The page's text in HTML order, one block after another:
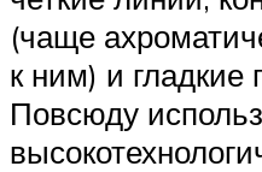
(чаще
к ним) и гладкие
Повсюду